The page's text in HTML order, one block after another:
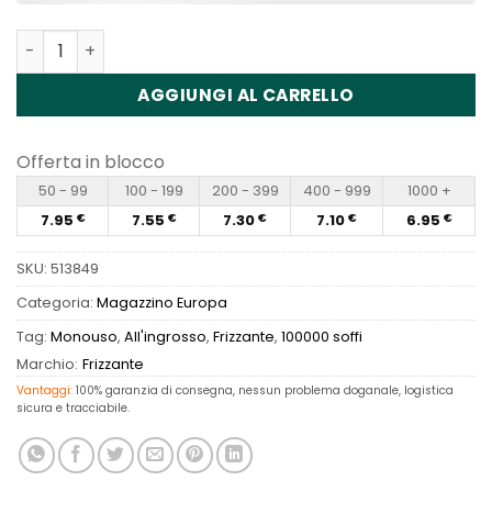
Quantità Fizzy X-Space 100K Puffs Disposable Vape
AGGIUNGI AL CARRELLO
Offerta in blocco
50 - 99 100 - 199 200 - 399 400 - 999
1000 +
7.95 € 7.55 € 7.30 € 7.10 € 6.95 €
SKU: 513849
Categoria: Magazzino Europa
Tag: Monouso, All'ingrosso, Frizzante, 100000 soffi
Marchio: Frizzante
Vantaggi: 100% garanzia di consegna, nessun problema doganale, logistica
sicura e tracciabile.